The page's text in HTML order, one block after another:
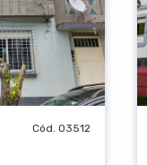
Cód. 03512